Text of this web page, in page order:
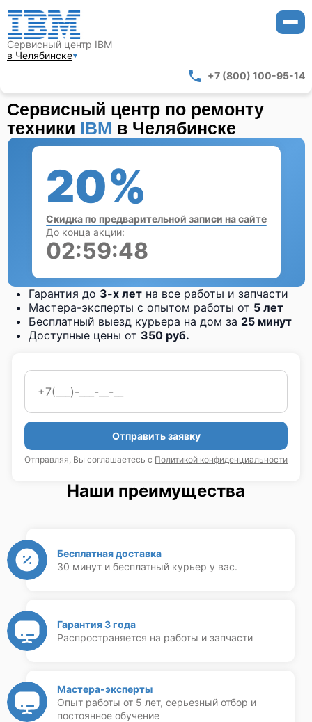
Сервисный центр IBM
в Челябинске
+7 (800) 100-95-14
Сервисный центр по ремонту
техники IBM в Челябинске
Гарантия до 3-х лет на все работы и запчасти
Мастера-эксперты с опытом работы от 5 лет
Бесплатный выезд курьера на дом за 25 минут
Доступные цены от 350 руб.
Отправить заявку
Отправляя, Вы соглашаетесь с Политикой конфиденциальности
20%
Скидка по предварительной записи на сайте
До конца акции:
02:59:47
Наши преимущества
Бесплатная доставка
30 минут и бесплатный курьер у вас.
Гарантия 3 года
Распространяется на работы и запчасти
Мастера-эксперты
Опыт работы от 5 лет, серьезный отбор и
постоянное обучение